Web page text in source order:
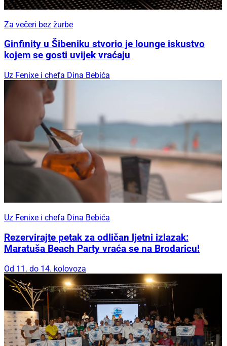
Za večeri bez žurbe
Ginfinity u Šibeniku stvorio je lounge iskustvo
kojem se gosti uvijek vraćaju
Uz Fenixe i chefa Dina Bebića
Uz Fenixe i chefa Dina Bebića
Rezervirajte petak za odličan ljetni izlazak:
Maratuša Beach Party vraća se na Brodaricu!
Od 11. do 14. kolovoza